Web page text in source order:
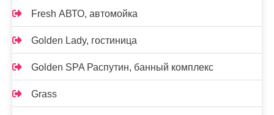
Fresh АВТО, автомойка
Golden Lady, гостиница
Golden SPA Распутин, банный комплекс
Grass